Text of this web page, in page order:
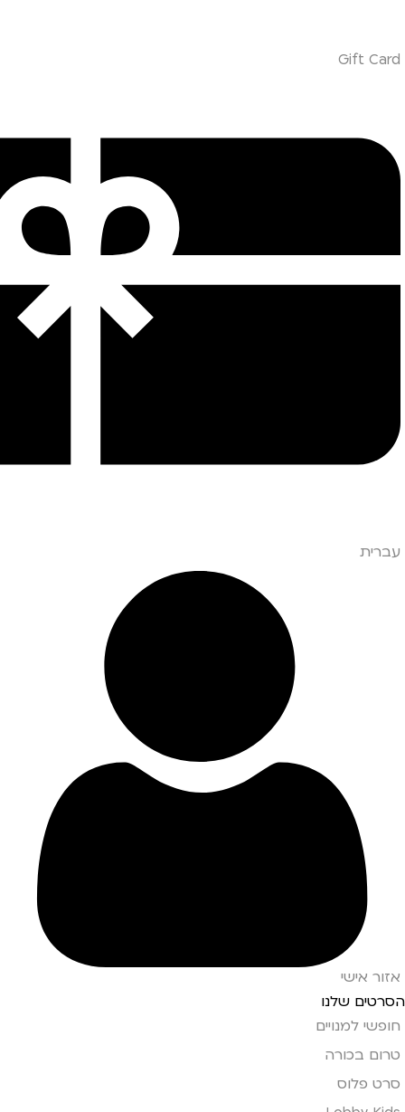
Gift Card
עברית
אזור אישי
הסרטים שלנו
חופשי למנויים
טרום בכורה
סרט פלוס